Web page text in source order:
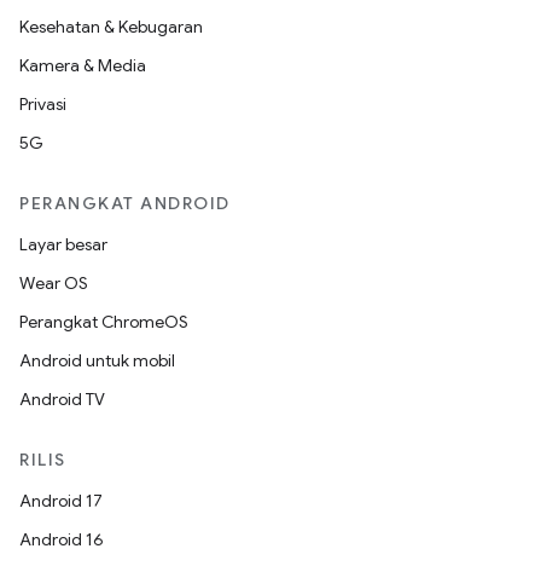
Kesehatan & Kebugaran
Kamera & Media
Privasi
5G
PERANGKAT ANDROID
Layar besar
Wear OS
Perangkat ChromeOS
Android untuk mobil
Android TV
RILIS
Android 17
Android 16